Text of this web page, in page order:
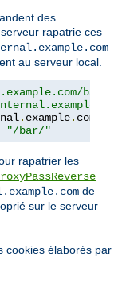
des
serveur rapatrie ces
au serveur local.
bar/"
. example. com
"/bar/"
rapatrier les
de
sur le serveur
cookies élaborés par